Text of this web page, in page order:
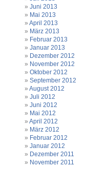
Juni 2013
Mai 2013
April 2013
März 2013
Februar 2013
Januar 2013
Dezember 2012
November 2012
Oktober 2012
September 2012
August 2012
Juli 2012
Juni 2012
Mai 2012
April 2012
März 2012
Februar 2012
Januar 2012
Dezember 2011
November 2011